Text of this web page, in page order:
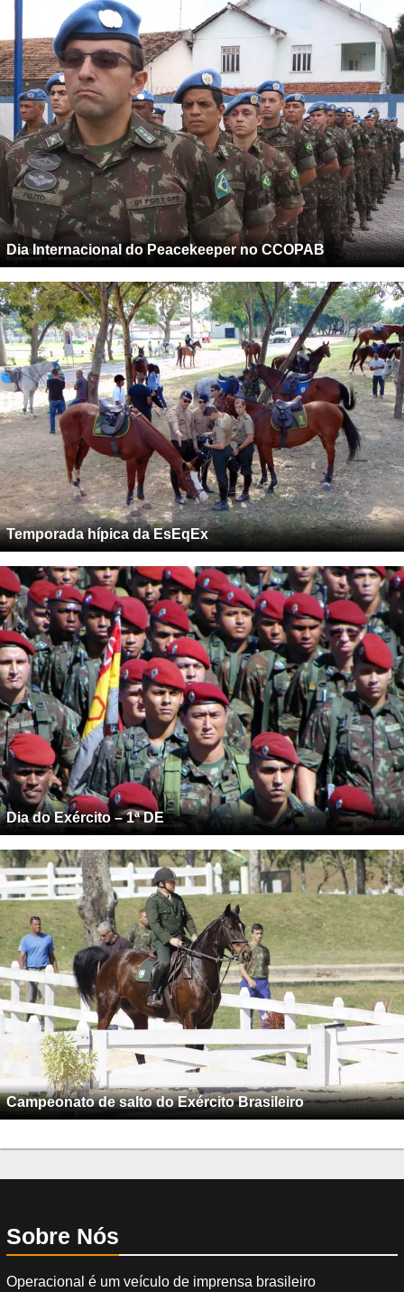
Dia Internacional do Peacekeeper no CCOPAB
Temporada hípica da EsEqEx
Dia do Exército – 1ª DE
Campeonato de salto do Exército Brasileiro
Sobre Nós
Operacional é um veículo de imprensa brasileiro